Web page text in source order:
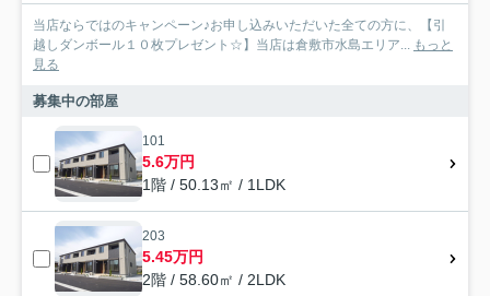
当店ならではのキャンペーン♪お申し込みいただいた全ての方に、【引
越しダンボール１０枚プレゼント☆】当店は倉敷市水島エリア... もっと
見る
募集中の部屋
101
5.6万円
1階 / 50.13㎡ / 1LDK
203
5.45万円
2階 / 58.60㎡ / 2LDK